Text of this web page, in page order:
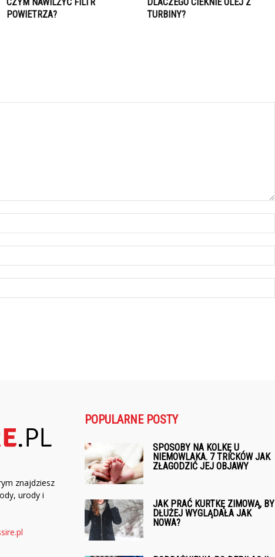
POWIETRZA?
TURBINY?
znajdziesz
urody i
POPULARNE POSTY
SPOSOBY NA KOLKĘ U
NIEMOWLAKA. 7 TRICKÓW JAK
ZŁAGODZIĆ JEJ OBJAWY
JAK PRAĆ KURTKĘ ZIMOWĄ, BY
DŁUŻEJ WYGLĄDAŁA JAK
NOWA?